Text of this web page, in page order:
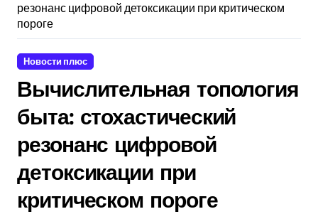
резонанс цифровой детоксикации при критическом
пороге
Новости плюс
Вычислительная топология
быта: стохастический
резонанс цифровой
детоксикации при
критическом пороге